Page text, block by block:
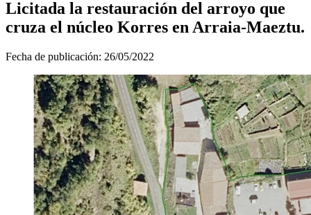
Licitada la restauración del arroyo que
cruza el núcleo Korres en Arraia-Maeztu.
Fecha de publicación: 26/05/2022